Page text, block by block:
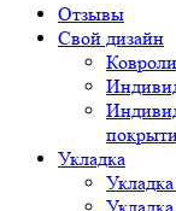
Отзывы
Свой дизайн
Укладка